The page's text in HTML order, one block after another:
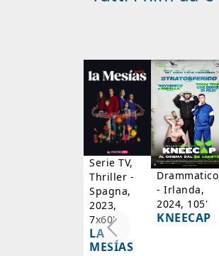
Serie TV,
Thriller -
Spagna,
2023,
7x60'
LA
MESÍAS
- Irlanda,
2024, 105'
KNEECAP